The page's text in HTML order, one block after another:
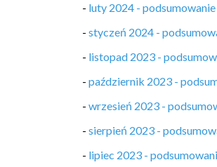
- luty 2024 -
- styczeń 2024 -
- listopad 2023 -
- październik 2023 -
- wrzesień 2023 -
- sierpień 2023 -
- lipiec 2023 -